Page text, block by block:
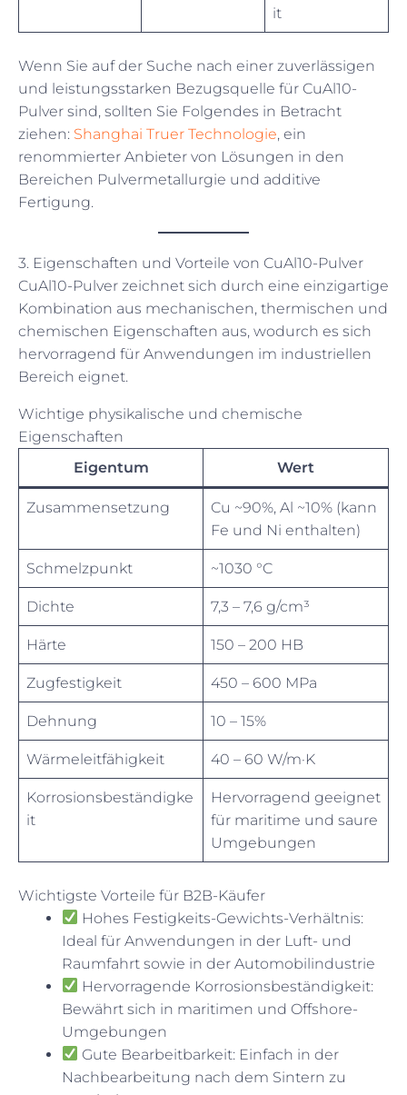
it
Wenn Sie auf der Suche nach einer zuverlässigen
und leistungsstarken Bezugsquelle für CuAl10-
Pulver sind, sollten Sie Folgendes in Betracht
ziehen: Shanghai Truer Technologie, ein
renommierter Anbieter von Lösungen in den
Bereichen Pulvermetallurgie und additive
Fertigung.
3. Eigenschaften und Vorteile von CuAl10-Pulver
CuAl10-Pulver zeichnet sich durch eine einzigartige
Kombination aus mechanischen, thermischen und
chemischen Eigenschaften aus, wodurch es sich
hervorragend für Anwendungen im industriellen
Bereich eignet.
Wichtige physikalische und chemische
Eigenschaften
Eigentum
Wert
Zusammensetzung
Cu ~90%, Al ~10% (kann
Fe und Ni enthalten)
Schmelzpunkt ~1030 °C
Dichte 7,3 – 7,6 g/cm³
Härte 150 – 200 HB
Zugfestigkeit 450 – 600 MPa
Dehnung 10 – 15%
Wärmeleitfähigkeit 40 – 60 W/m·K
Korrosionsbeständigke
it
Hervorragend geeignet
für maritime und saure
Umgebungen
Wichtigste Vorteile für B2B-Käufer
Hohes Festigkeits-Gewichts-Verhältnis:
Ideal für Anwendungen in der Luft- und
Raumfahrt sowie in der Automobilindustrie
Hervorragende Korrosionsbeständigkeit:
Bewährt sich in maritimen und Offshore-
Umgebungen
Gute Bearbeitbarkeit: Einfach in der
Nachbearbeitung nach dem Sintern zu